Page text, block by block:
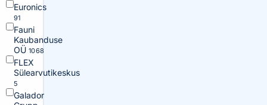
Euronics
91
Fauni
Kaubanduse
OÜ 1068
FLEX
Sülearvutikeskus
5
Galador